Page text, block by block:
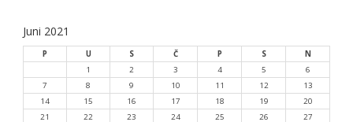
Juni 2021
P U S Č P S
N
1
2 3 4 5
6
7
8 9 10 11 12
13
14
15 16 17 18 19
20
21
22 23 24 25 26
27